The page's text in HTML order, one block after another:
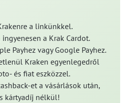
a linkünkkel.
a Krak Cardot.
Payhez vagy Google Payhez.
Kraken egyenlegedről
és fiat eszközzel.
et a vásárlások után,
kártyadíj nélkül!